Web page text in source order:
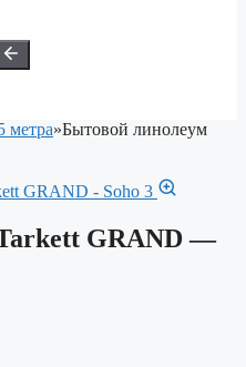
метра»Бытовой линолеум
GRAND —